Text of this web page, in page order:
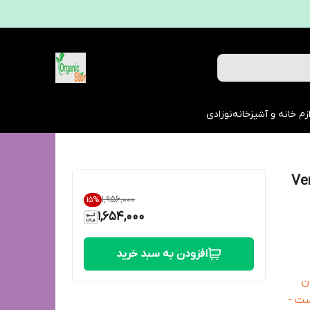
خانه و آشپزخانهنوزادی
-
۱٬۹۵۶٬۰۰۰ 15%
1,654,000
افزودن به سبد خرید